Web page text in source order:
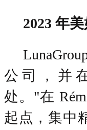
2023 年
公司，并
处。"在
起点，集中